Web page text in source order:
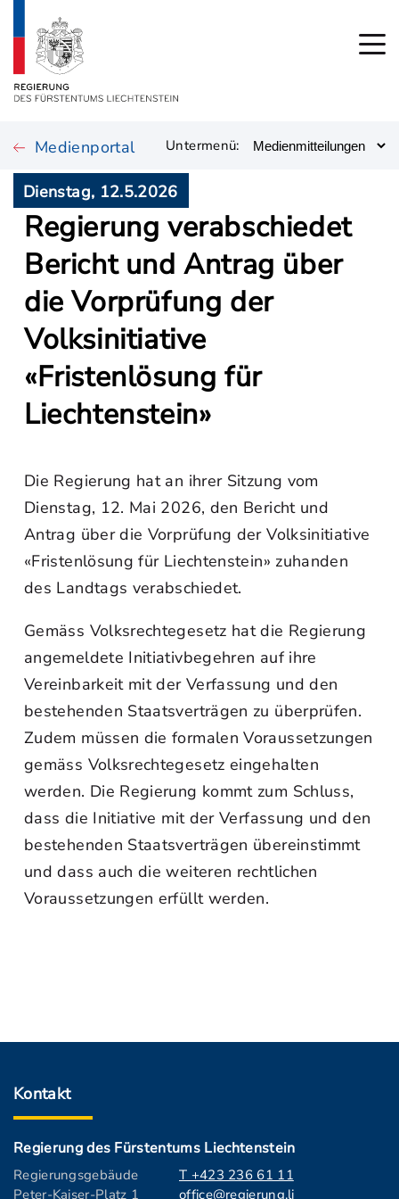
Medienportal Untermenü:
Dienstag, 12.5.2026
Regierung verabschiedet
Bericht und Antrag über
die Vorprüfung der
Volksinitiative
«Fristenlösung für
Liechtenstein»
Die Regierung hat an ihrer Sitzung vom
Dienstag, 12. Mai 2026, den Bericht und
Antrag über die Vorprüfung der Volksinitiative
«Fristenlösung für Liechtenstein» zuhanden
des Landtags verabschiedet.
Gemäss Volksrechtegesetz hat die Regierung
angemeldete Initiativbegehren auf ihre
Vereinbarkeit mit der Verfassung und den
bestehenden Staatsverträgen zu überprüfen.
Zudem müssen die formalen Voraussetzungen
gemäss Volksrechtegesetz eingehalten
werden. Die Regierung kommt zum Schluss,
dass die Initiative mit der Verfassung und den
bestehenden Staatsverträgen übereinstimmt
und dass auch die weiteren rechtlichen
Voraussetzungen erfüllt werden.
Kontakt
Regierung des Fürstentums Liechtenstein
Regierungsgebäude
Peter-Kaiser-Platz 1
T +423 236 61 11
office@regierung.li